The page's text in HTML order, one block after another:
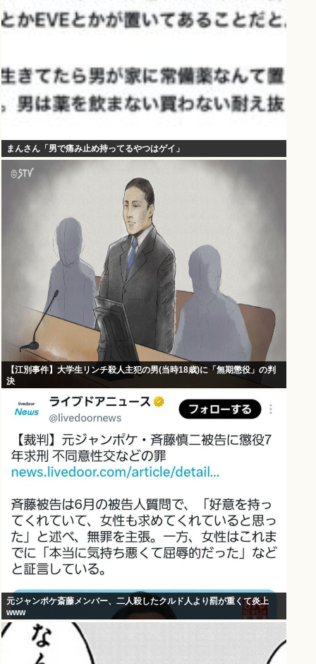
まんさん「男で痛み止め持ってるやつはゲイ」
【江別事件】大学生リンチ殺人主犯の男(当時18歳)に「無期懲役」の判
決
元ジャンポケ斎藤メンバー、二人殺したクルド人より罰が重くて炎上
www